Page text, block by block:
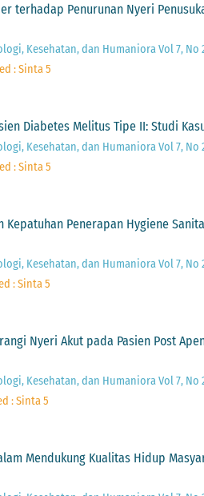
terhadap Penurunan Nyeri
Kesehatan, dan Humaniora Vol 7, No
: Sinta 5
Diabetes Melitus Tipe II: Studi
Kesehatan, dan Humaniora Vol 7, No
: Sinta 5
Penerapan Hygiene
Kesehatan, dan Humaniora Vol 7, No
: Sinta 5
Nyeri Akut pada Pasien Post
Kesehatan, dan Humaniora Vol 7, No
: Sinta 5
Mendukung Kualitas Hidup